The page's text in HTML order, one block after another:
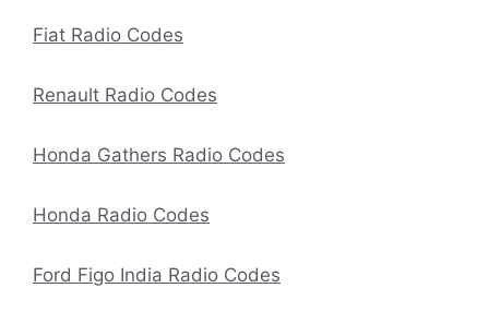
Fiat Radio Codes
Renault Radio Codes
Honda Gathers Radio Codes
Honda Radio Codes
Ford Figo India Radio Codes